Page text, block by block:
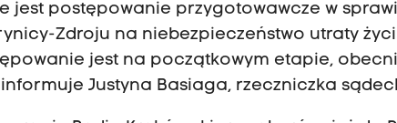
jest postępowanie przygotowawcze w
Zdroju na niebezpieczeństwo utraty
jest na początkowym etapie,
Justyna Basiaga, rzeczniczka